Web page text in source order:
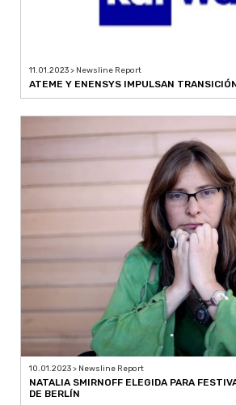
11.01.2023 > Newsline Report
ATEME Y ENENSYS IMPULSAN
10.01.2023 > Newsline Report
NATALIA SMIRNOFF ELEGIDA PARA
DE BERLÍN